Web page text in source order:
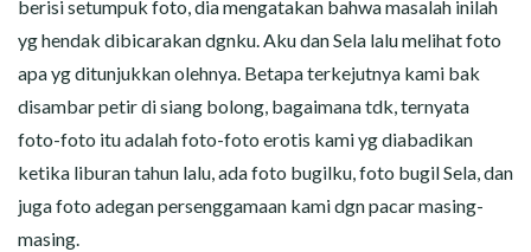
berisi setumpuk foto, dia mengatakan bahwa masalah inilah
yg hendak dibicarakan dgnku. Aku dan Sela lalu melihat foto
apa yg ditunjukkan olehnya. Betapa terkejutnya kami bak
disambar petir di siang bolong, bagaimana tdk, ternyata
foto-foto itu adalah foto-foto erotis kami yg diabadikan
ketika liburan tahun lalu, ada foto bugilku, foto bugil Sela, dan
juga foto adegan persenggamaan kami dgn pacar masing-
masing.